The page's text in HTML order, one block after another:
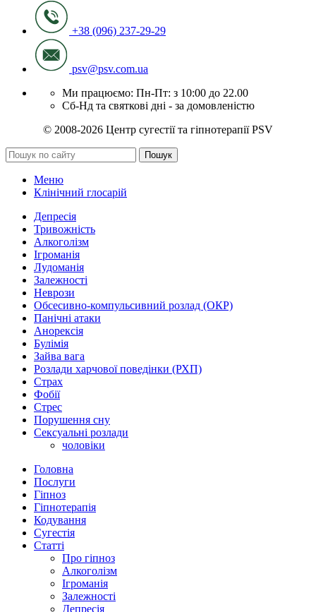
+38 (096) 237-29-29
psv@psv.com.ua
Ми працюємо: Пн-Пт: з 10:00 до 22.00
Сб-Нд та святкові дні - за домовленістю
© 2008-2026 Центр сугестії та гіпнотерапії PSV
Пошук
Меню
Клінічний глосарій
Депресія
Тривожність
Алкоголізм
Ігроманія
Лудоманія
Залежності
Неврози
Обсесивно-компульсивний розлад (ОКР)
Панічні атаки
Анорексія
Булімія
Зайва вага
Розлади харчової поведінки (РХП)
Страх
Фобії
Стрес
Порушення сну
Сексуальні розлади
чоловіки
Головна
Послуги
Гіпноз
Гіпнотерапія
Кодування
Сугестія
Статті
Про гіпноз
Алкоголізм
Ігроманія
Залежності
Депресія